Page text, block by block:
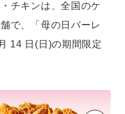
チキンは、全国のケ
で、「母の日バーレ
14 日(日)の期間限定